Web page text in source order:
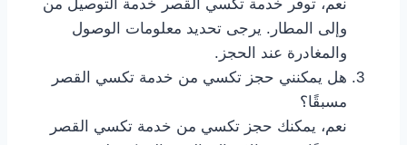
نعم، توفر خدمة تكسي القصر خدمة التوصيل من
وإلى المطار. يرجى تحديد معلومات الوصول
والمغادرة عند الحجز.
هل يمكنني حجز تكسي من خدمة تكسي القصر
مسبقًا؟
نعم، يمكنك حجز تكسي من خدمة تكسي القصر